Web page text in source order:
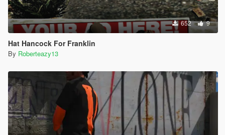
652 9
Hat Hancock For Franklin
By Roberteazy13